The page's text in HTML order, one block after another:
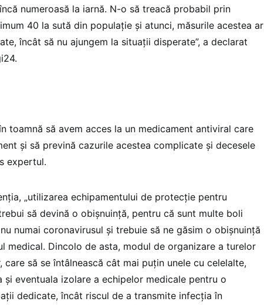
numeroasă la iarnă. N-o să treacă probabil prin
40 la sută din populație și atunci, măsurile acestea ar
încât să nu ajungem la situații disperate”, a declarat
toamnă să avem acces la un medicament antiviral care
și să prevină cazurile acestea complicate și decesele
expertul.
„utilizarea echipamentului de protecție pentru
să devină o obișnuință, pentru că sunt multe boli
numai coronavirusul și trebuie să ne găsim o obișnuință
medical. Dincolo de asta, modul de organizare a turelor
care să se întâlnească cât mai puțin unele cu celelalte,
și eventuala izolare a echipelor medicale pentru o
dedicate, încât riscul de a transmite infecția în